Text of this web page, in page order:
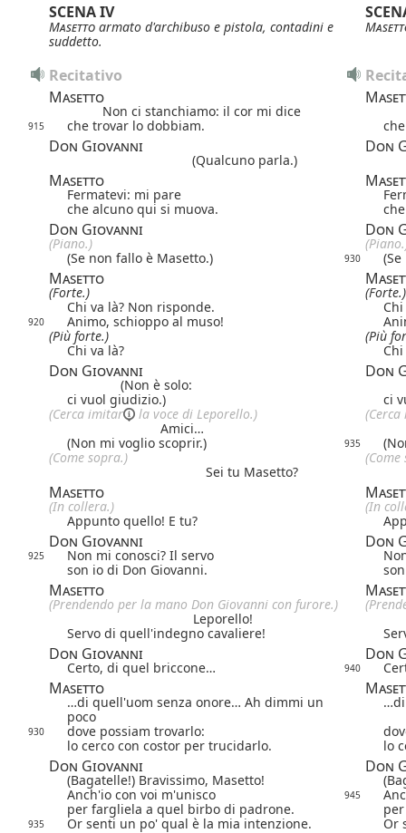
SCENA IV
Masetto armato d'archibuso e pistola, contadini e
suddetto.
Recitativo
Masetto
Non ci stanchiamo: il cor mi dice
915 che trovar lo dobbiam.
Don Giovanni Don
(Qualcuno parla.)
Masetto
Fermatevi: mi pare
che alcuno qui si muova.
Don Giovanni Don
(Piano.)
(Se non fallo è Masetto.)
930
Masetto
(Forte.)
(Forte.)
Chi va là? Non risponde.
920 Animo, schioppo al muso!
(Più forte.)
(Più
Chi va là?
Don Giovanni Don
(Non è solo:
ci vuol giudizio.)
ci
(Cerca imitar la voce di Leporello.) (Cerca
Amici…
(Non mi voglio scoprir.)
935
(Come sopra.)
(Come
Sei tu Masetto?
Masetto
(In collera.)
(In
Appunto quello! E tu?
Don Giovanni Don
925 Non mi conosci? Il servo
son io di Don Giovanni.
Masetto
(Prendendo per la mano Don Giovanni con furore.)
Leporello!
Servo di quell'indegno cavaliere!
Don Giovanni Don
Certo, di quel briccone… 940
Masetto
…di quell'uom senza onore… Ah dimmi un
poco
930 dove possiam trovarlo:
lo cerco con costor per trucidarlo.
lo
Don Giovanni Don
(Bagatelle!) Bravissimo, Masetto!
Anch'io con voi m'unisco
945
per fargliela a quel birbo di padrone.
935 Or senti un po' qual è la mia intenzione. Or